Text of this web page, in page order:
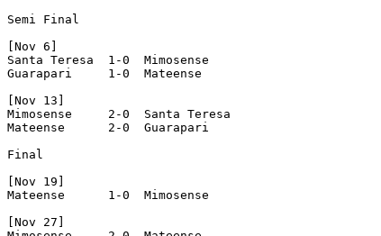
Semi Final
[Nov 6]
Santa Teresa  1-0  Mimosense
Guarapari     1-0  Mateense
[Nov 13]
Mimosense     2-0  Santa Teresa
Mateense      2-0  Guarapari
Final
[Nov 19]
Mateense      1-0  Mimosense
[Nov 27]